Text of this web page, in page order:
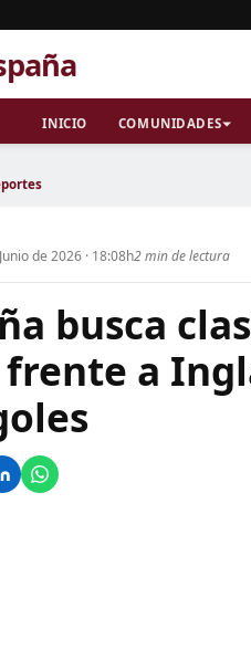
INICIO COMUNIDADES
de 2026 · 18:08h2 min de lectura
busca
frente a